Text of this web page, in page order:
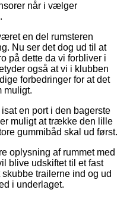
når i vælger
en del rumsteren
Nu ser det dog ud til at
på dette da vi forbliver i
også at vi i klubben
forbedringer for at det
muligt.
en port i den bagerste
muligt at trække den lille
gummibåd skal ud først.
oplysning af rummet med
blive udskiftet til et fast
trailerne ind og ud
i underlaget.